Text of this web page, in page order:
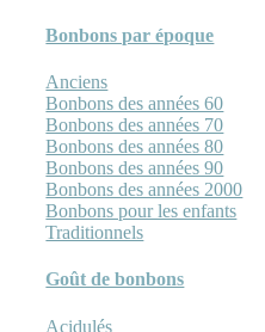
Bonbons par époque
Anciens
Bonbons des années 60
Bonbons des années 70
Bonbons des années 80
Bonbons des années 90
Bonbons des années 2000
Bonbons pour les enfants
Traditionnels
Goût de bonbons
Acidulés